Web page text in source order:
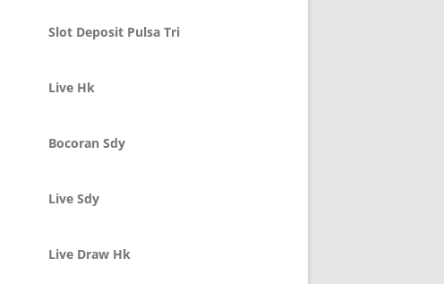
Slot Deposit Pulsa Tri
Live Hk
Bocoran Sdy
Live Sdy
Live Draw Hk